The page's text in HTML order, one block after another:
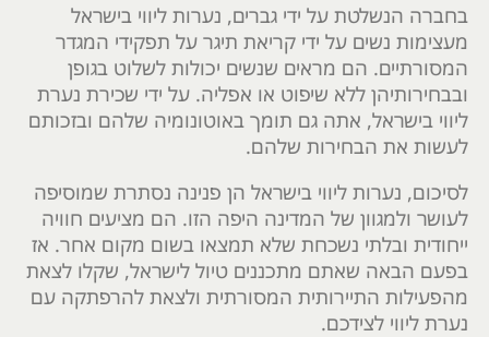
בחברה הנשלטת על ידי גברים, נערות ליווי בישראל
מעצימות נשים על ידי קריאת תיגר על תפקידי המגדר
המסורתיים. הם מראים שנשים יכולות לשלוט בגופן
ובבחירותיהן ללא שיפוט או אפליה. על ידי שכירת נערת
ליווי בישראל, אתה גם תומך באוטונומיה שלהם ובזכותם
לעשות את הבחירות שלהם.
לסיכום, נערות ליווי בישראל הן פנינה נסתרת שמוסיפה
לעושר ולמגוון של המדינה היפה הזו. הם מציעים חוויה
ייחודית ובלתי נשכחת שלא תמצאו בשום מקום אחר. אז
בפעם הבאה שאתם מתכננים טיול לישראל, שקלו לצאת
מהפעילות התיירותית המסורתית ולצאת להרפתקה עם
נערת ליווי לצידכם.